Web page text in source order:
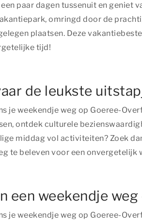
een paar dagen tussenuit en geniet
omringd door de
plaatsen. Deze
tijd!
de leukste
je weekendje weg op Goeree-
ontdek culturele
middag vol activiteiten? Zoek
te beleven voor een onvergetelijk
een weekendje
je weekendje weg op Goeree-